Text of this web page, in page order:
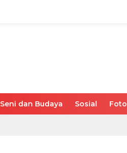
Seni dan Budaya Sosial Foto